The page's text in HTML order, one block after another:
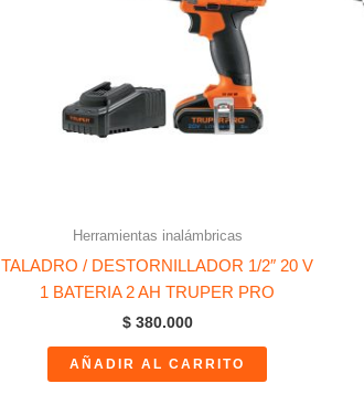
Herramientas inalámbricas
TALADRO / DESTORNILLADOR 1/2″ 20 V
1 BATERIA 2 AH TRUPER PRO
$380.000
AÑADIR AL CARRITO